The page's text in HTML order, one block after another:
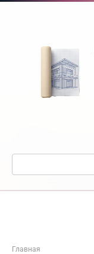
Перейти
Поиск:
Главная